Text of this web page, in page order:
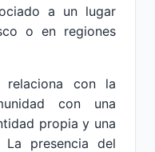
a un lugar
o en regiones
relaciona con la
con una
propia y una
La presencia del